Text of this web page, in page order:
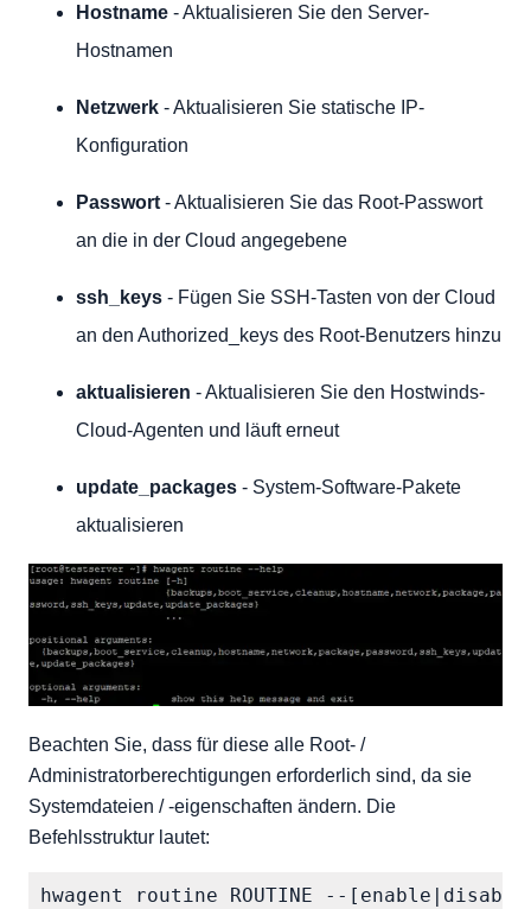
Hostname - Aktualisieren Sie den Server-
Hostnamen
Netzwerk - Aktualisieren Sie statische IP-
Konfiguration
Passwort - Aktualisieren Sie das Root-Passwort
an die in der Cloud angegebene
ssh_keys - Fügen Sie SSH-Tasten von der Cloud
an den Authorized_keys des Root-Benutzers hinzu
aktualisieren - Aktualisieren Sie den Hostwinds-
Cloud-Agenten und läuft erneut
update_packages - System-Software-Pakete
aktualisieren
Beachten Sie, dass für diese alle Root- /
Administratorberechtigungen erforderlich sind, da sie
Systemdateien / -eigenschaften ändern. Die
Befehlsstruktur lautet: